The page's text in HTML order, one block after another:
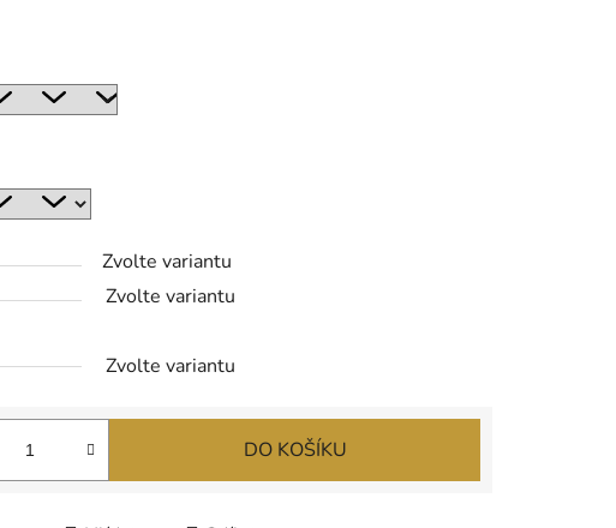
Zvolte variantu
Zvolte variantu
Zvolte variantu
DO KOŠÍKU